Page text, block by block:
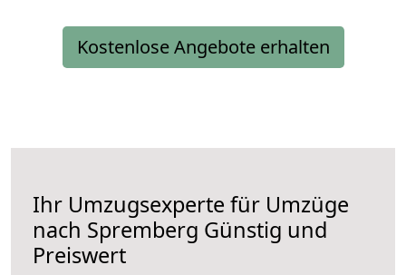
Kostenlose Angebote erhalten
Ihr Umzugsexperte für Umzüge
nach Spremberg Günstig und
Preiswert